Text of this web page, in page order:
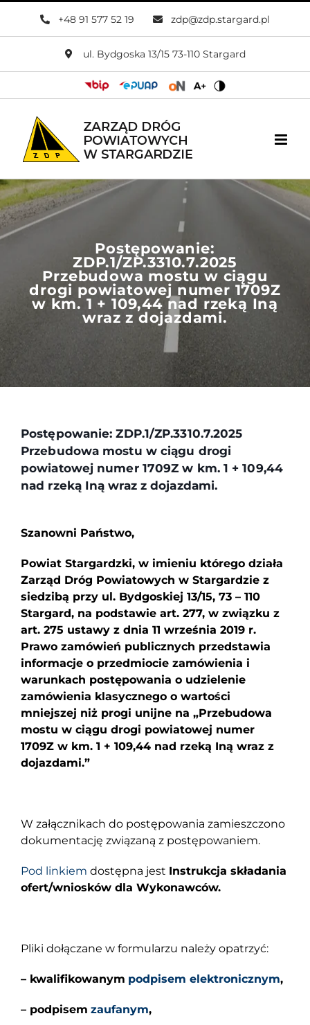
zawartości
+48 91 577 52 19 zdp@zdp.stargard.pl
ul. Bydgoska 13/15 73-110 Stargard
Postępowanie:
ZDP.1/ZP.3310.7.2025
Przebudowa mostu w ciągu
drogi powiatowej numer 1709Z
w km. 1 + 109,44 nad rzeką Iną
wraz z dojazdami.
Postępowanie: ZDP.1/ZP.3310.7.2025
Przebudowa mostu w ciągu drogi
powiatowej numer 1709Z w km. 1 + 109,44
nad rzeką Iną wraz z dojazdami.
Szanowni Państwo,
Powiat Stargardzki, w imieniu którego działa
Zarząd Dróg Powiatowych w Stargardzie z
siedzibą przy ul. Bydgoskiej 13/15, 73 – 110
Stargard, na podstawie art. 277, w związku z
art. 275 ustawy z dnia 11 września 2019 r.
Prawo zamówień publicznych przedstawia
informacje o przedmiocie zamówienia i
warunkach postępowania o udzielenie
zamówienia klasycznego o wartości
mniejszej niż progi unijne na „Przebudowa
mostu w ciągu drogi powiatowej numer
1709Z w km. 1 + 109,44 nad rzeką Iną wraz z
dojazdami.”
W załącznikach do postępowania zamieszczono
dokumentację związaną z postępowaniem.
Pod linkiem dostępna jest Instrukcja składania
ofert/wniosków dla Wykonawców.
Pliki dołączane w formularzu należy opatrzyć:
– kwalifikowanym podpisem elektronicznym,
– podpisem zaufanym,